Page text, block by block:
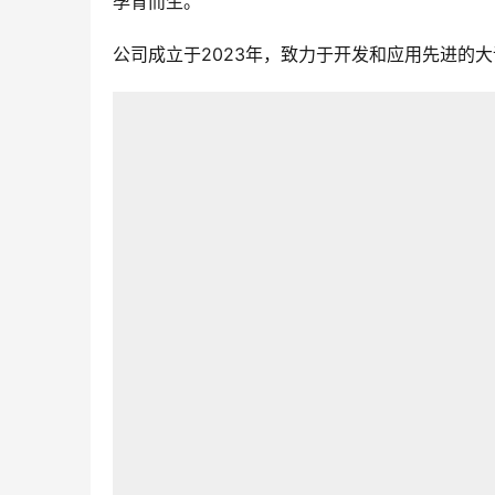
公司成立于2023年，致力于开发和应用先进的大